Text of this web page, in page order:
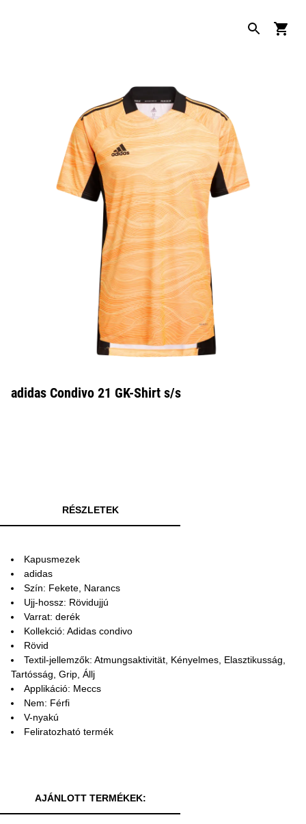
adidas Condivo 21 GK-Shirt s/s
RÉSZLETEK
Kapusmezek
adidas
Szín: Fekete, Narancs
Ujj-hossz: Rövidujjú
Varrat: derék
Kollekció: Adidas condivo
Rövid
Textil-jellemzők: Atmungsaktivität, Kényelmes, Elasztikusság,
Tartósság, Grip, Állj
Applikáció: Meccs
Nem: Férfi
V-nyakú
Feliratozható termék
AJÁNLOTT TERMÉKEK: